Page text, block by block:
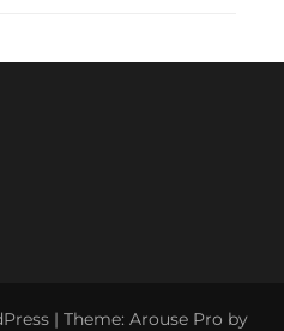
| Theme: Arouse Pro by